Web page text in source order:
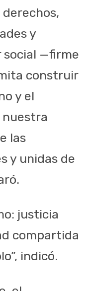
y
social —firme
construir
y el
nuestra
las
y unidas de
justicia
compartida
indicó.